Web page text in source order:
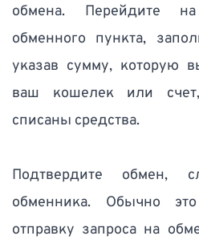
обмена. Перейдите
обменного пункта,
указав сумму, которую
ваш кошелек или
списаны средства.
Подтвердите обмен,
обменника. Обычно
отправку запроса на